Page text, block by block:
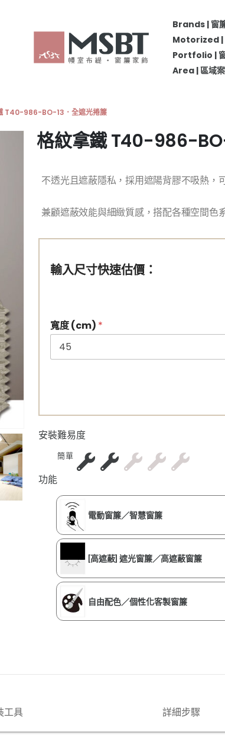
Brands | 窗
Motorized |
Portfolio |
Area | 區域
T40-986-BO-13．全遮光捲簾
格紋拿鐵 T40-986-
不透光且遮蔽隱私，採用遮陽背膠不吸熱，
兼顧遮蔽效能與細緻質感，搭配各種空間色
輸入尺寸快速估價：
寬度 (cm) *
安裝難易度
簡單
功能
電動窗簾／智慧窗簾
[高遮蔽] 遮光窗簾／高遮蔽窗簾
自由配色／個性化客製窗簾
工具 詳細步驟